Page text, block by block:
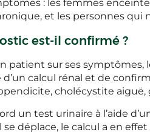
: les femmes
et les personnes
est-il confirmé ?
patient sur ses
calcul rénal et de
cholécystite
un test urinaire à l’aide
se déplace, le calcul a en